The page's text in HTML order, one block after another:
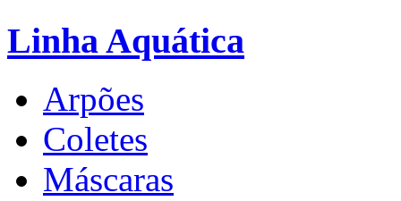
Linha Aquática
Arpões
Coletes
Máscaras